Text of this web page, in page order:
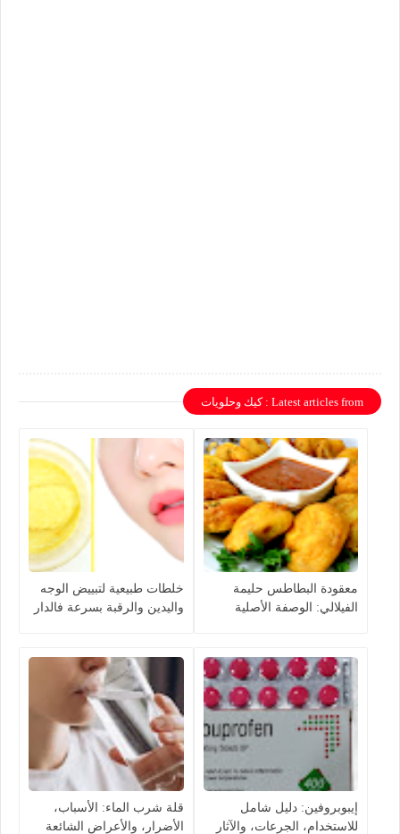
Latest articles from : كيك وحلويات
معقودة البطاطس حليمة
الفيلالي: الوصفة الأصلية
خلطات طبيعية لتبييض الوجه
واليدين والرقبة بسرعة فالدار
إيبوبروفين: دليل شامل
للاستخدام، الجرعات، والآثار
قلة شرب الماء: الأسباب،
الأضرار، والأعراض الشائعة